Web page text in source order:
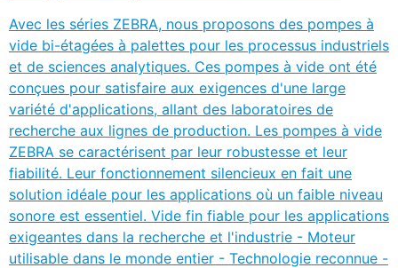
Avec les séries ZEBRA, nous proposons des pompes à
vide bi-étagées à palettes pour les processus industriels
et de sciences analytiques. Ces pompes à vide ont été
conçues pour satisfaire aux exigences d'une large
variété d'applications, allant des laboratoires de
recherche aux lignes de production. Les pompes à vide
ZEBRA se caractérisent par leur robustesse et leur
fiabilité. Leur fonctionnement silencieux en fait une
solution idéale pour les applications où un faible niveau
sonore est essentiel. Vide fin fiable pour les applications
exigeantes dans la recherche et l'industrie - Moteur
utilisable dans le monde entier - Technologie reconnue -